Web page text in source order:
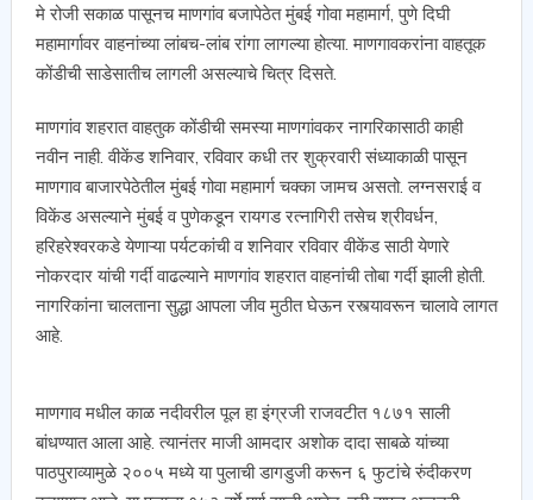
मे रोजी सकाळ पासूनच माणगांव बजापेठेत मुंबई गोवा महामार्ग, पुणे दिघी
महामार्गावर वाहनांच्या लांबच-लांब रांगा लागल्या होत्या. माणगावकरांना वाहतूक
कोंडीची साडेसातीच लागली असल्याचे चित्र दिसते.
माणगांव शहरात वाहतुक कोंडीची समस्या माणगांवकर नागरिकासाठी काही
नवीन नाही. वीकेंड शनिवार, रविवार कधी तर शुक्रवारी संध्याकाळी पासून
माणगाव बाजारपेठेतील मुंबई गोवा महामार्ग चक्का जामच असतो. लग्नसराई व
विकेंड असल्याने मुंबई व पुणेकडून रायगड रत्नागिरी तसेच श्रीवर्धन,
हरिहरेश्वरकडे येणाऱ्या पर्यटकांची व शनिवार रविवार वीकेंड साठी येणारे
नोकरदार यांची गर्दी वाढल्याने माणगांव शहरात वाहनांची तोबा गर्दी झाली होती.
नागरिकांना चालताना सुद्धा आपला जीव मुठीत घेऊन रस्त्यावरून चालावे लागत
आहे.
माणगाव मधील काळ नदीवरील पूल हा इंग्रजी राजवटीत १८७१ साली
बांधण्यात आला आहे. त्यानंतर माजी आमदार अशोक दादा साबळे यांच्या
पाठपुराव्यामुळे २००५ मध्ये या पुलाची डागडुजी करून ६ फुटांचे रुंदीकरण